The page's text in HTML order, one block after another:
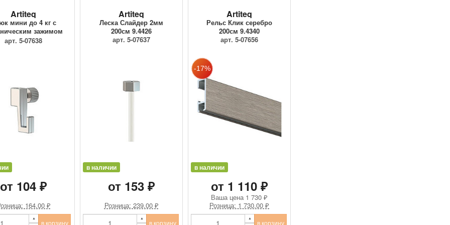
Artiteq
мини до 4 кг с
зажимом
9.4205
арт. 5-07638
от 104 ₽
164.00 ₽
в корзину
Artiteq
Леска Слайдер 2мм
200см 9.4426
арт. 5-07637
в наличии
от 153 ₽
Розница: 239.00 ₽
в корзину
Artiteq
Рельс Клик серебро
200см 9.4340
арт. 5-07656
в наличии
от 1 110 ₽
Ваша цена 1 730 ₽
Розница: 1 730.00 ₽
в корзину